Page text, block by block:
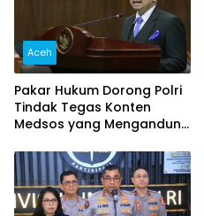
Aceh
Pakar Hukum Dorong Polri
Tindak Tegas Konten
Medsos yang Mengandung